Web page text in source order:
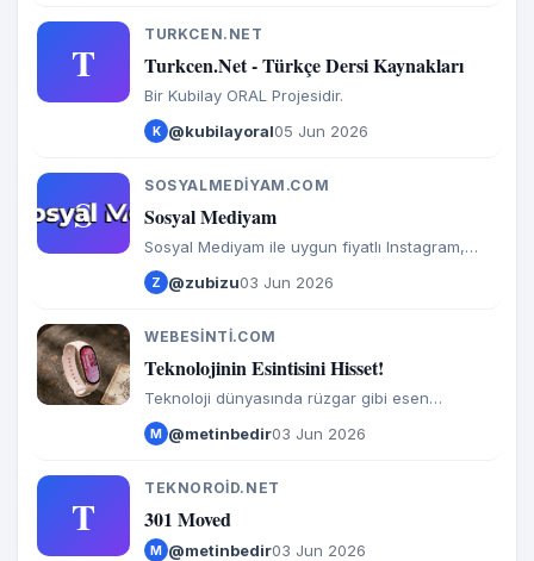
T
TURKCEN.NET
Turkcen.Net - Türkçe Dersi Kaynakları
Bir Kubilay ORAL Projesidir.
K @kubilayoral05 Jun 2026
S
SOSYALMEDIYAM.COM
Sosyal Mediyam
Sosyal Mediyam ile uygun fiyatlı Instagram,
TikTok, YouTube, Telegram ve diğer sosyal
medyam servislerine hızlı erişin. En ucuz Türk
otomatik sosyal medya hizmetleri alın.
Z @zubizu03 Jun 2026
W
WEBESINTI.COM
Teknolojinin Esintisini Hisset!
Teknoloji dünyasında rüzgar gibi esen
haberler, incelemeler ve rehberler! Oyun,
Mobil, Yapay Zeka ve daha fazlası burada..
M @metinbedir03 Jun 2026
T
TEKNOROID.NET
301 Moved
M @metinbedir03 Jun 2026